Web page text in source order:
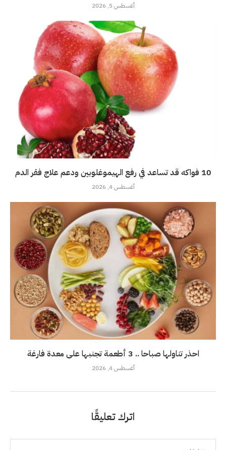
أغسطس 5, 2026
10 فواكه قد تساعد في رفع الهيموغلوبين ودعم علاج فقر الدم
أغسطس 4, 2026
احذر تناولها صباحا .. 3 أطعمة تجنبها على معدة فارغة
أغسطس 4, 2026
اترك تعليقًا